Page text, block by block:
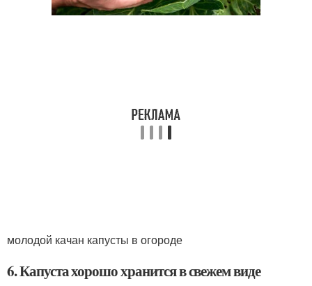
молодой качан капусты в огороде
6. Капуста хорошо хранится в свежем виде